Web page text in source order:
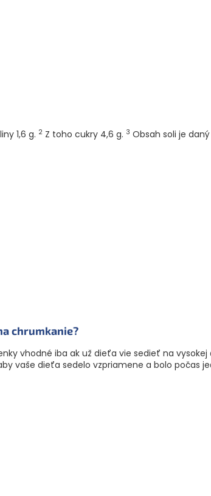
1,6 g. 2 Z toho cukry 4,6 g. 3 Obsah soli je
chrumkanie?
vhodné iba ak už dieťa vie sedieť na
vaše dieťa sedelo vzpriamene a bolo počas